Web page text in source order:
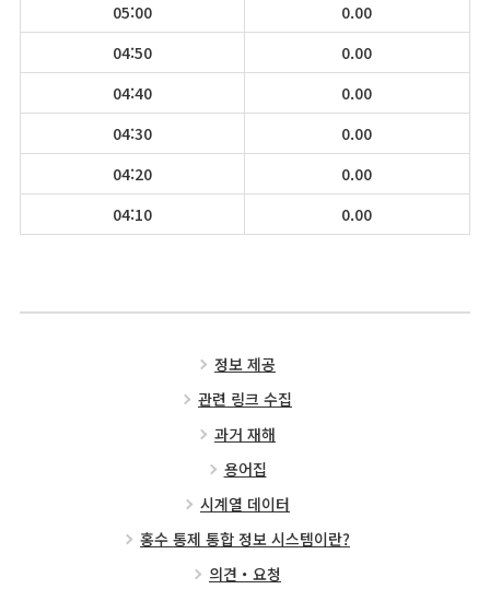
05:00
0.00
04:50
0.00
04:40
0.00
04:30
0.00
04:20
0.00
04:10
0.00
정보 제공
관련 링크 수집
과거 재해
용어집
시계열 데이터
홍수 통제 통합 정보 시스템이란?
의견・요청